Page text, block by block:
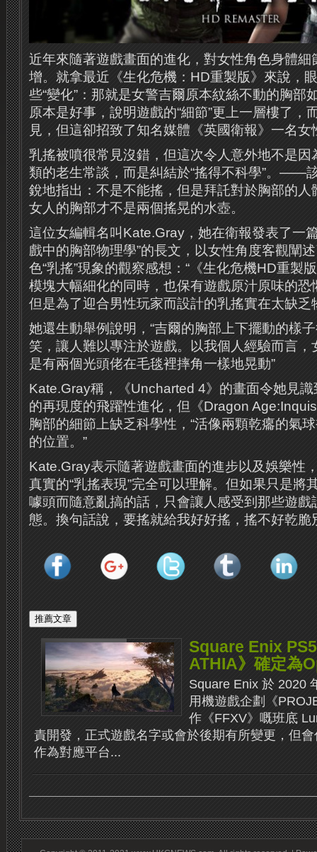
近年來隨著遊戲畫面的進化，對女性角色身體細
增。就拿最近《生化危機：HD重製版》來說，
些“變化”：那就是女警吉爾原本紋絲不動的胸部
原本是好事，說明遊戲的“細節”更上一層樓了，
見，但這卻招致了知名媒體《英國衛報》一名
乳搖被噴很常見沒錯，但這次令人意外地不是因
類的老生常談，而是糾結於“搖得不科學”。——
銳地指出：不是不能搖，但是拜託對於胸部的人
女人的胸部才不是兩個搖晃的水壺。
這位女編輯名叫Kate.Gray，她在衛報發表了一
戲中的胸部物理學”的長文，以女性角度客觀闡
色“乳搖”現象的觀察感想：“《生化危機HD重製
模塊大幅細化的同時，也保有遊戲原汁原味的恐
但是為了迎合男性玩家而設計的乳搖實在太缺乏
她還生動舉例說明，“吉爾的胸部上下擺動的樣
笑，讓人難以專注於遊戲。以我個人經驗而言，
是有兩個光頭佬在毛毯裡摔角一樣地晃動”
Kate.Gray稱，《Uncharted 4》的畫面令她見
的再現度的飛躍性進化，但《Dragon
胸部的細節上缺乏科學性，“活像兩顆乾癟的氣
的位置。”
Kate.Gray表示隨著遊戲畫面的進步以及娛樂性
真實的“乳搖表現”完全可以理解。但如果只是將
噱頭而隨意亂搞的話，只會讓人感受到那些遊戲
態。換句話說，要搖就給我好好搖，搖不好乾脆
Square Enix
ATHIA》確定為
Square Enix 於 2020
用機遊戲企劃《
作《FFXV》嘅班底
責開發，正式遊戲名字或會於後期有所變更，但
作為對應平台...